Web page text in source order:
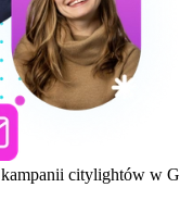
citylightów w